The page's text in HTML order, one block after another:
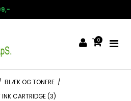
levering 1-3 hverdage
0
BLÆK OG TONERE /
INK CARTRIDGE (3)